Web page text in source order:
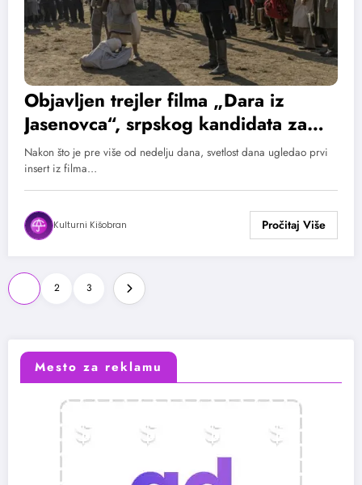
Objavljen trejler filma „Dara iz
Jasenovca“, srpskog kandidata za
Oskara
Nakon što je pre više od nedelju dana, svetlost dana ugledao prvi
insert iz filma…
Kulturni Kišobran
Paginacija
članaka
2 3
Mesto za reklamu